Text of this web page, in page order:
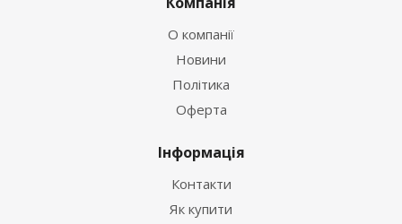
О компанії
Новини
Політика
Оферта
Інформація
Контакти
Як купити